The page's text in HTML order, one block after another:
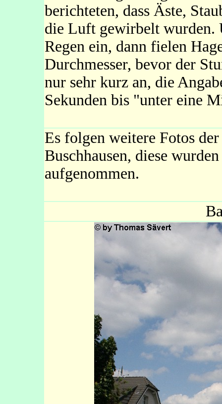
berichteten, dass Äste,
die Luft gewirbelt wurden.
Regen ein, dann fielen
Durchmesser, bevor der
nur sehr kurz an, die
Sekunden bis "unter eine
Es folgen weitere Fotos
Buschhausen, diese
aufgenommen.